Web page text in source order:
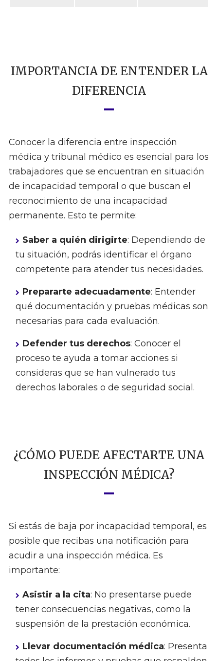
IMPORTANCIA DE ENTENDER LA
DIFERENCIA
Conocer la diferencia entre inspección
médica y tribunal médico es esencial para los
trabajadores que se encuentran en situación
de incapacidad temporal o que buscan el
reconocimiento de una incapacidad
permanente. Esto te permite:
Saber a quién dirigirte: Dependiendo de
tu situación, podrás identificar el órgano
competente para atender tus necesidades.
Prepararte adecuadamente: Entender
qué documentación y pruebas médicas son
necesarias para cada evaluación.
Defender tus derechos: Conocer el
proceso te ayuda a tomar acciones si
consideras que se han vulnerado tus
derechos laborales o de seguridad social.
¿CÓMO PUEDE AFECTARTE UNA
INSPECCIÓN MÉDICA?
Si estás de baja por incapacidad temporal, es
posible que recibas una notificación para
acudir a una inspección médica. Es
importante:
Asistir a la cita: No presentarse puede
tener consecuencias negativas, como la
suspensión de la prestación económica.
Llevar documentación médica: Presenta